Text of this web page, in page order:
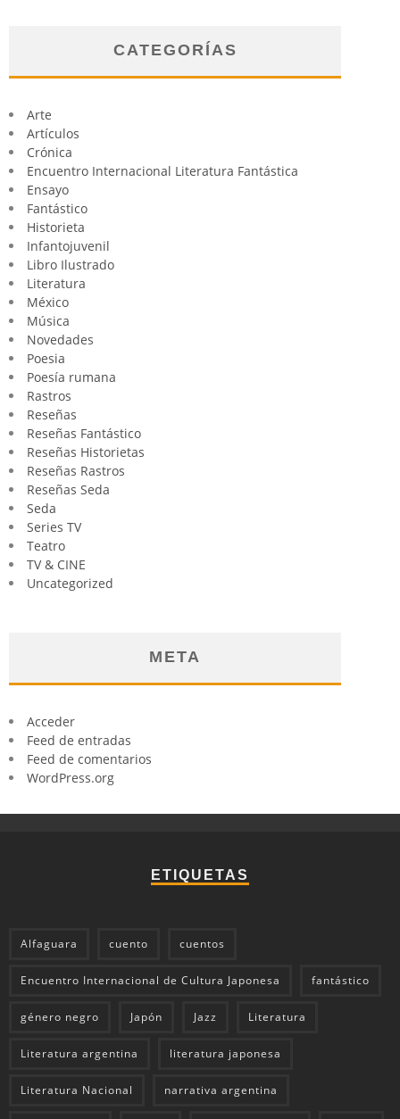
CATEGORÍAS
Arte
Artículos
Crónica
Encuentro Internacional Literatura Fantástica
Ensayo
Fantástico
Historieta
Infantojuvenil
Libro Ilustrado
Literatura
México
Música
Novedades
Poesia
Poesía rumana
Rastros
Reseñas
Reseñas Fantástico
Reseñas Historietas
Reseñas Rastros
Reseñas Seda
Seda
Series TV
Teatro
TV & CINE
Uncategorized
META
Acceder
Feed de entradas
Feed de comentarios
WordPress.org
ETIQUETAS
Alfaguara cuento cuentos
Encuentro Internacional de Cultura Japonesa fantástico
género negro Japón Jazz Literatura
Literatura argentina literatura japonesa
Literatura Nacional narrativa argentina